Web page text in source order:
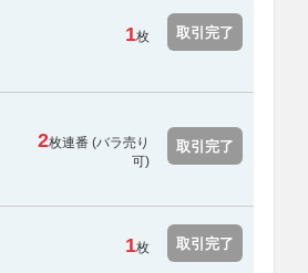
1枚 取引完了
2枚連番 (バラ売り
可)
取引完了
1枚 取引完了